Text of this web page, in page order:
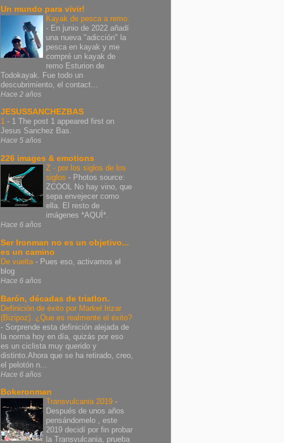
Un mundo para vivir!
Kayak de pesca a remo.
- En junio de 2022 añadí
una nueva "adicción" la
pesca en kayak y me
compré un kayak de
remo Esturion de
Todokayak. Fue todo un
descubrimiento, el contact...
Hace 2 años
JESUSSANCHEZBAS
1 - 1 The post 1 appeared first on
Jesus Sanchez Bas.
Hace 5 años
226 images & emotions
Z - por los siglos de los
siglos - Photos source:
ZCOOL No hay vino, que
sepa envejecer como
ella. El resto de
imágenes *AQUÍ*.
Hace 6 años
Ser Ironman no es un objetivo...
es un camino
De vuelta - Pues eso, activamos el
blog
Hace 6 años
Barón, décadas de triatlon.
Definición de éxito por Markel Irizar
(Bizipoz). ¿Que es realmente el éxito?
- Sorprende esta definición alejada de
la norma hoy en día, quizás por eso
es un ciclista muy querido y
distinto.Ahora que se ha retirado, creo,
el pelotón n...
Hace 6 años
Bokeronman
Transvulcania 2019 -
Después de unos años
pensándomelo , este
2019 decidí por fin probar
la Transvulcania, prueba